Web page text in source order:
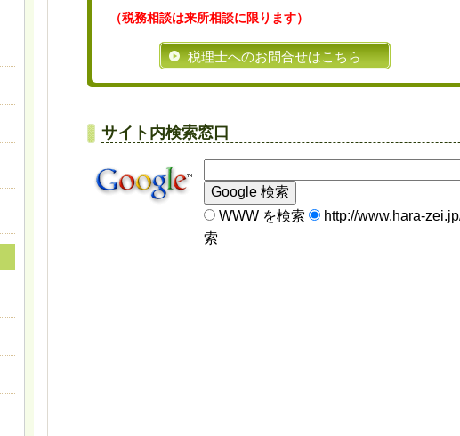
（税務相談は来所相談に限ります）
税理士へのお問合せはこちら
サイト内検索窓口
WWW を検索
http://www.hara-
索